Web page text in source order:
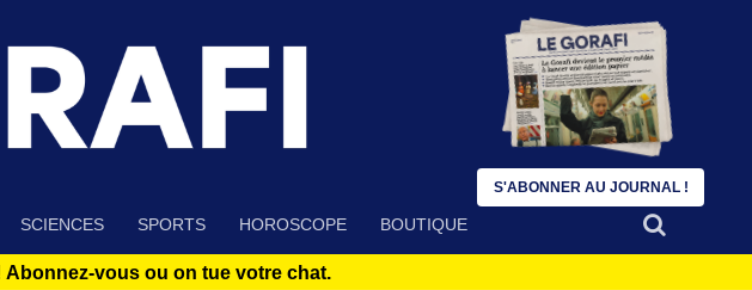
SCIENCES SPORTS HOROSCOPE BOUTIQUE
Abonnez-vous ou on tue votre chat.
S'ABONNER AU JOURNAL !